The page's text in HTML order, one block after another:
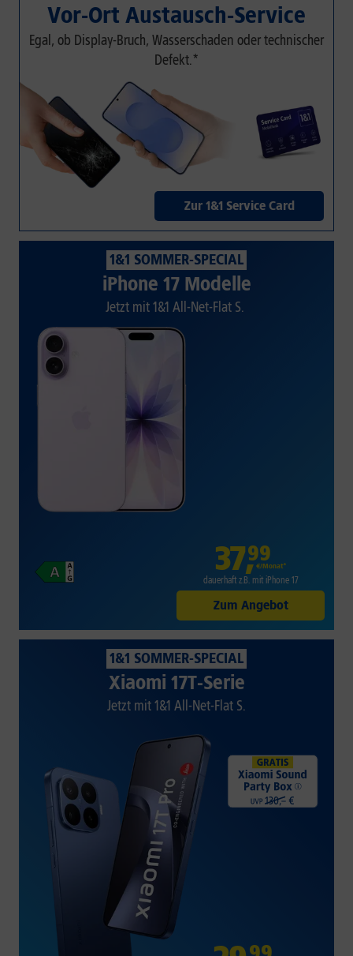
Vor-Ort Austausch-Service
Egal, ob Display-Bruch, Wasserschaden oder technischer
Defekt.*
Zur 1&1 Service Card
1&1 SOMMER-SPECIAL
iPhone 17 Modelle
Jetzt mit 1&1 All-Net-Flat S.
37,99
€/Monat*
dauerhaft z.B. mit iPhone 17
Zum Angebot
1&1 SOMMER-SPECIAL
Xiaomi 17T-Serie
Jetzt mit 1&1 All-Net-Flat S.